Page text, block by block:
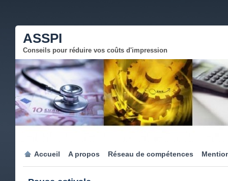
ASSPI
Conseils pour réduire vos coûts d'impression
Accueil A propos Réseau de compétences